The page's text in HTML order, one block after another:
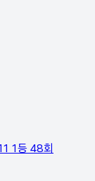
1등 48회